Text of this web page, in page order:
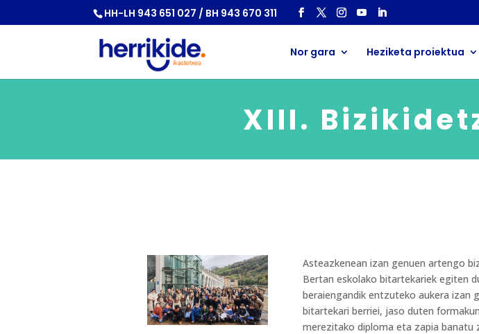
HH-LH 943 651 027 / BH 943 670 311
Nor gara Heziketa proiektua
XIII.
Asteazkenean izan genuen artengo
Bertan eskolako bitartekariek egiten
beraiengandik entzuteko aukera izan
bitartekari berriei, jaso duten
merezitako diploma eta zapia banatu